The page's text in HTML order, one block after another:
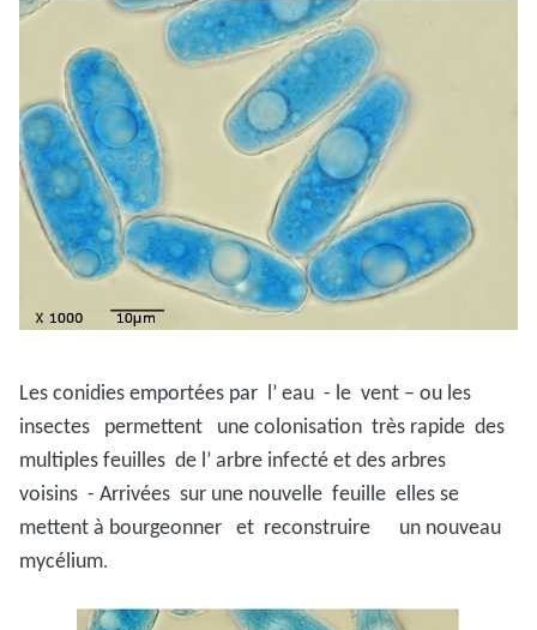
Les conidies emportées par l’ eau - le vent – ou les
insectes permettent une colonisation très rapide des
multiples feuilles de l’ arbre infecté et des arbres
voisins - Arrivées sur une nouvelle feuille elles se
mettent à bourgeonner et reconstruire un nouveau
mycélium.